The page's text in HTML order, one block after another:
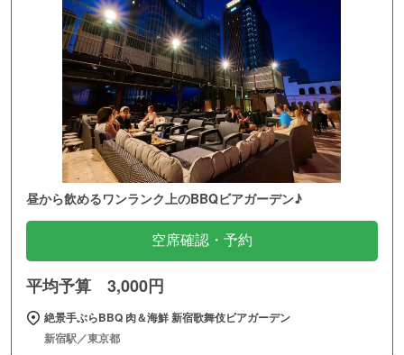
昼から飲めるワンランク上のBBQビアガーデン♪
空席確認・予約
平均予算 3,000円
絶景手ぶらBBQ 肉＆海鮮 新宿歌舞伎ビアガーデン
新宿駅／東京都